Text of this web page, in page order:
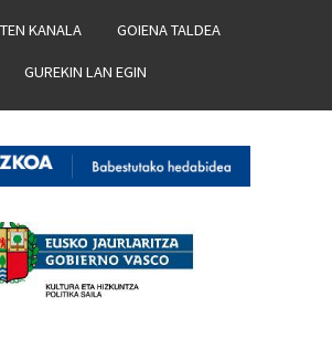
KANALA GOIENA TALDEA
GUREKIN LAN EGIN